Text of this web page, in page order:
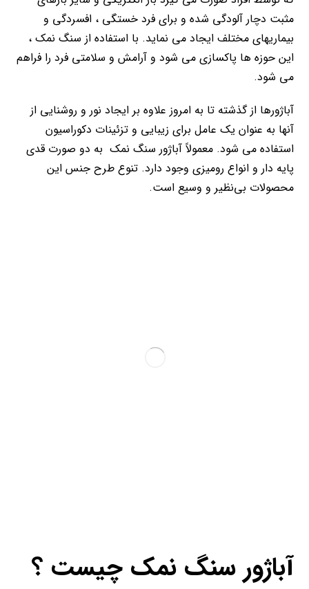
مثبت دچار آلودگی شده و برای فرد خستگی ، افسردگی و
بیماریهای مختلف ایجاد می نماید. با استفاده از سنگ نمک ،
این حوزه ها پاکسازی می شود و آرامش و سلامتی فرد را فراهم
می‌ شود.
آباژورها از گذشته تا به امروز علاوه بر ایجاد نور و روشنایی از
آنها به عنوان یک عامل برای زیبایی و تزئینات دکوراسیون
استفاده می شود. معمولاً آباژور سنگ نمک به دو صورت قدی
پایه دار و انواع رومیزی وجود دارد. تنوع طرح جنس این
محصولات بی‌نظیر و وسیع است.
آباژور سنگ نمک چیست ؟